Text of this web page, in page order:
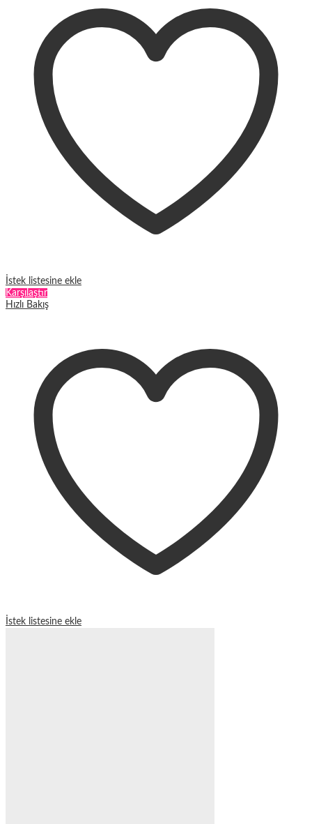
varyasyonu
var.
Seçenekler
ürün
sayfasından
seçilebilir
İstek listesine ekle
Karşılaştır
Hızlı Bakış
İstek listesine ekle